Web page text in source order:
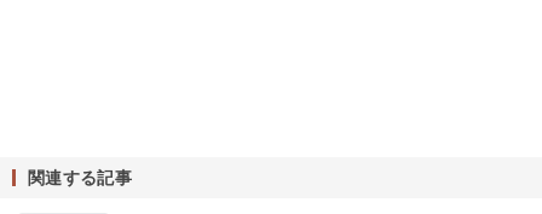
関連する記事